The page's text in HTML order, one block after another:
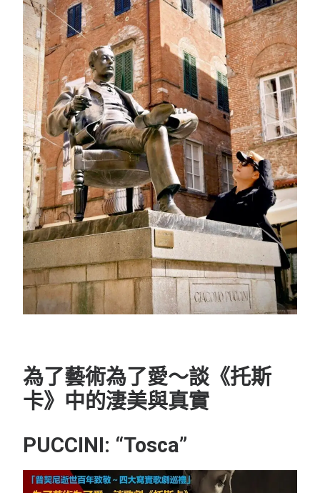
為了藝術為了愛～談《托斯
卡》中的淒美與真實
PUCCINI: “Tosca”